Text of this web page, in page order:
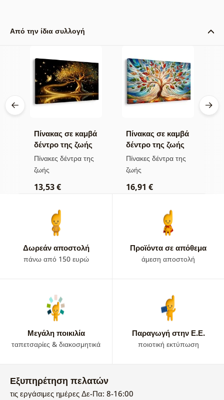
Από την ίδια συλλογή
Πίνακας σε καμβά
δέντρο της ζωής
χρυσή μαγεία
Πίνακες δέντρα της
ζωής
13,53 €
Πίνακας σε καμβά
δέντρο της ζωής
σε πολύχρωμο
βιτρό
Πίνακες δέντρα της
ζωής
16,91 €
Δωρεάν αποστολή
πάνω από 150 ευρώ
Προϊόντα σε απόθεμα
άμεση αποστολή
Μεγάλη ποικιλία
ταπετσαρίες & διακοσμητικά
Παραγωγή στην Ε.Ε.
ποιοτική εκτύπωση
Εξυπηρέτηση πελατών
τις εργάσιμες ημέρες Δε-Πα: 8-16:00